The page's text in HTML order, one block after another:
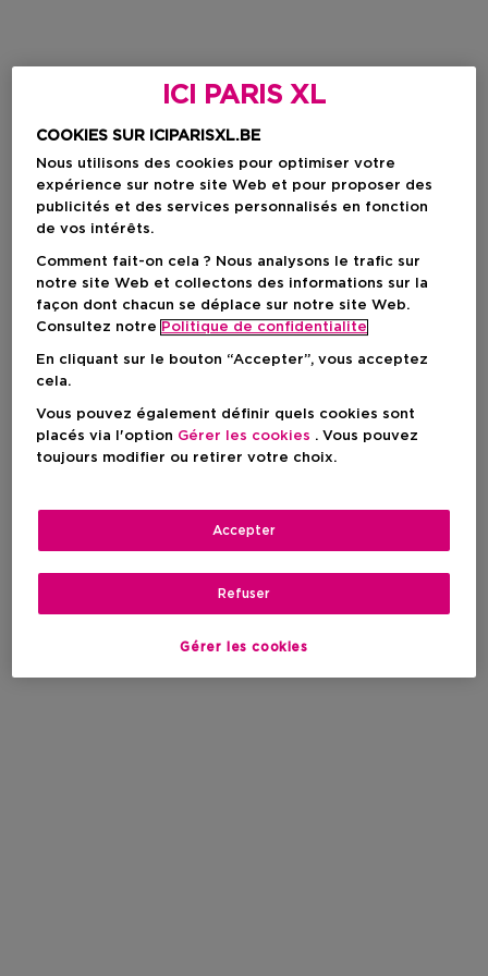
ICI PARIS XL
COOKIES SUR ICIPARISXL.BE
Nous utilisons des cookies pour optimiser votre
expérience sur notre site Web et pour proposer des
publicités et des services personnalisés en fonction
de vos intérêts.
Comment fait-on cela ? Nous analysons le trafic sur
notre site Web et collectons des informations sur la
façon dont chacun se déplace sur notre site Web.
Consultez notre Politique de confidentialite
En cliquant sur le bouton “Accepter”, vous acceptez
cela.
Vous pouvez également définir quels cookies sont
placés via l'option Gérer les cookies . Vous pouvez
toujours modifier ou retirer votre choix.
Gérer les cookies
Refuser
Accepter